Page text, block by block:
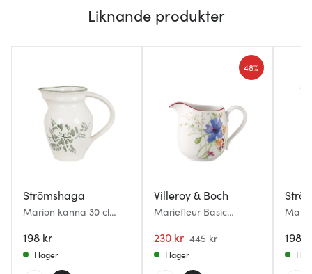
Liknande produkter
Strömshaga
Marion kanna 30 cl
198 kr
I lager
Villeroy & Boch
Mariefleur Basic
230 kr 445 kr
48%
I lager
198
I